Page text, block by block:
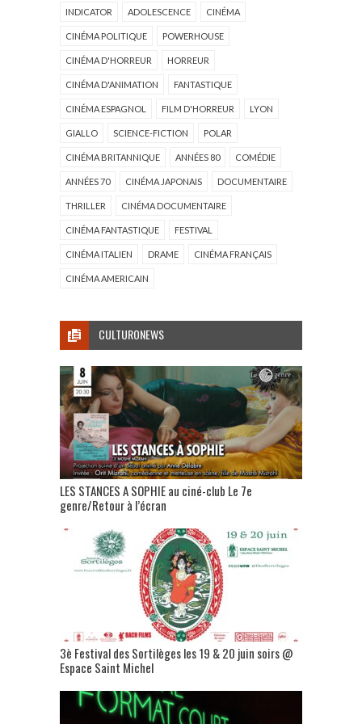
INDICATOR ADOLESCENCE CINÉMA
CINÉMA POLITIQUE POWERHOUSE
CINÉMA D'HORREUR HORREUR
CINÉMA D'ANIMATION FANTASTIQUE
CINÉMA ESPAGNOL FILM D'HORREUR LYON
GIALLO SCIENCE-FICTION POLAR
CINÉMA BRITANNIQUE ANNÉES 80 COMÉDIE
ANNÉES 70 CINÉMA JAPONAIS DOCUMENTAIRE
THRILLER CINÉMA DOCUMENTAIRE
CINÉMA FANTASTIQUE FESTIVAL
CINÉMA ITALIEN DRAME CINÉMA FRANÇAIS
CINÉMA AMERICAIN
CULTURONEWS
LES STANCES A SOPHIE au ciné-club Le 7e
genre/Retour à l’écran
3è Festival des Sortilèges les 19 & 20 juin soirs @
Espace Saint Michel